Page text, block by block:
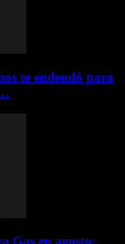
se endeudó para